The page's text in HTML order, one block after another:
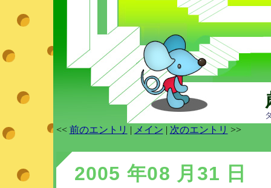
<< 前のエントリ | メイン | 次のエントリ >>
2005 年08 月31 日